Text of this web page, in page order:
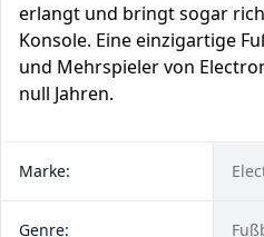
erlangt und bringt sogar
Konsole. Eine einzigartige
und Mehrspieler von
null Jahren.
Marke:
Genre: